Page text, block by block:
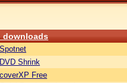
downloads
Spotnet
DVD Shrink
coverXP Free